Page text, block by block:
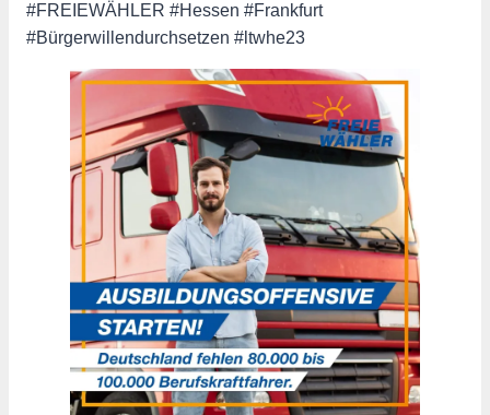
#FREIEWÄHLER #Hessen #Frankfurt
#Bürgerwillendurchsetzen #ltwhe23